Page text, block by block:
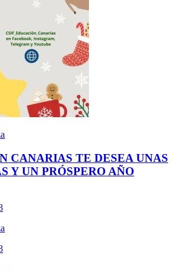
CANARIAS TE DESEA UNAS
Y UN PRÓSPERO AÑO